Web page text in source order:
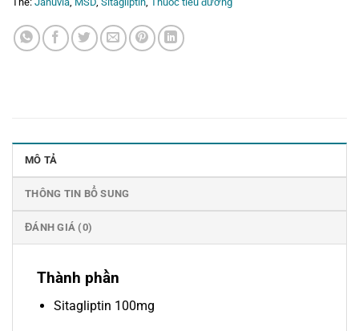
MÔ TẢ
THÔNG TIN BỔ SUNG
ĐÁNH GIÁ (0)
Thành phần
Sitagliptin 100mg